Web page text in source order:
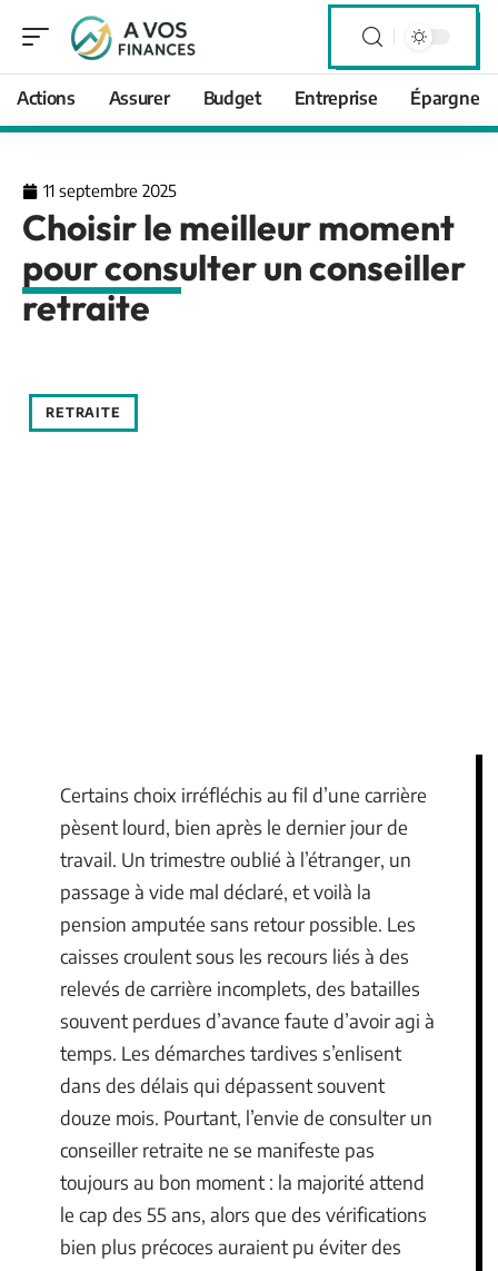
Actions Assurer Budget Entreprise Épargne
11 septembre 2025
Choisir le meilleur moment
pour consulter un conseiller
retraite
RETRAITE
Certains choix irréfléchis au fil d’une carrière
pèsent lourd, bien après le dernier jour de
travail. Un trimestre oublié à l’étranger, un
passage à vide mal déclaré, et voilà la
pension amputée sans retour possible. Les
caisses croulent sous les recours liés à des
relevés de carrière incomplets, des batailles
souvent perdues d’avance faute d’avoir agi à
temps. Les démarches tardives s’enlisent
dans des délais qui dépassent souvent
douze mois. Pourtant, l’envie de consulter un
conseiller retraite ne se manifeste pas
toujours au bon moment : la majorité attend
le cap des 55 ans, alors que des vérifications
bien plus précoces auraient pu éviter des